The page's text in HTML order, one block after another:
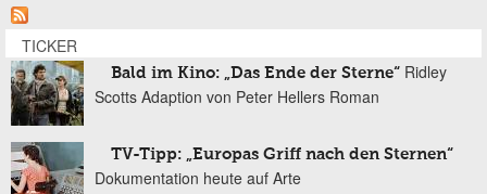
TICKER
Bald im Kino: „Das Ende der Sterne“ Ridley
Scotts Adaption von Peter Hellers Roman
TV-Tipp: „Europas Griff nach den Sternen“
Dokumentation heute auf Arte